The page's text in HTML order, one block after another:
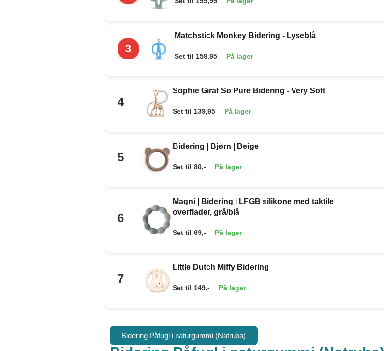
3
Matchstick Monkey Bidering - Lyseblå
Set til 159,95 På lager
4
Sophie Giraf So Pure Bidering - Very Soft
Set til 139,95 På lager
5
Bidering | Bjørn | Beige
Set til 80,- På lager
6
Magni | Bidering i LFGB silikone med taktile
overflader, grå/blå
Set til 69,- På lager
7
Little Dutch Miffy Bidering
Set til 149,- På lager
Bidering Påfugl i naturgummi (Natruba)